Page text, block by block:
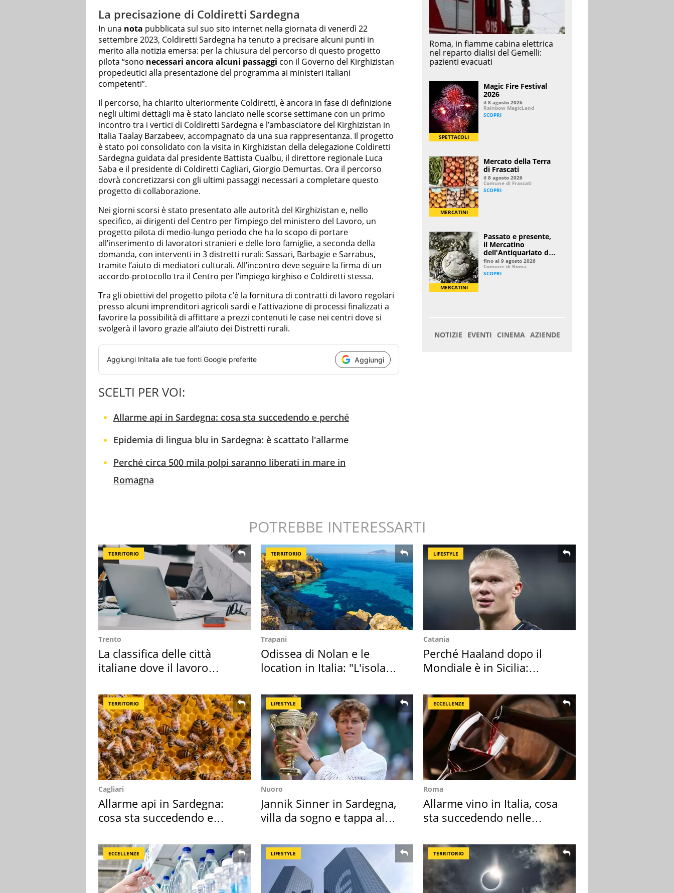
La precisazione di Coldiretti Sardegna
In una nota pubblicata sul suo sito internet nella giornata di venerdì 22
settembre 2023, Coldiretti Sardegna ha tenuto a precisare alcuni punti in
merito alla notizia emersa: per la chiusura del percorso di questo progetto
pilota “sono necessari ancora alcuni passaggi con il Governo del Kirghizistan
propedeutici alla presentazione del programma ai ministeri italiani
competenti”.
Il percorso, ha chiarito ulteriormente Coldiretti, è ancora in fase di definizione
negli ultimi dettagli ma è stato lanciato nelle scorse settimane con un primo
incontro tra i vertici di Coldiretti Sardegna e l’ambasciatore del Kirghizistan in
Italia Taalay Barzabeev, accompagnato da una sua rappresentanza. Il progetto
è stato poi consolidato con la visita in Kirghizistan della delegazione Coldiretti
Sardegna guidata dal presidente Battista Cualbu, il direttore regionale Luca
Saba e il presidente di Coldiretti Cagliari, Giorgio Demurtas. Ora il percorso
dovrà concretizzarsi con gli ultimi passaggi necessari a completare questo
progetto di collaborazione.
Nei giorni scorsi è stato presentato alle autorità del Kirghizistan e, nello
specifico, ai dirigenti del Centro per l’impiego del ministero del Lavoro, un
progetto pilota di medio-lungo periodo che ha lo scopo di portare
all’inserimento di lavoratori stranieri e delle loro famiglie, a seconda della
domanda, con interventi in 3 distretti rurali: Sassari, Barbagie e Sarrabus,
tramite l’aiuto di mediatori culturali. All’incontro deve seguire la firma di un
accordo-protocollo tra il Centro per l’impiego kirghiso e Coldiretti stessa.
Tra gli obiettivi del progetto pilota c’è la fornitura di contratti di lavoro regolari
presso alcuni imprenditori agricoli sardi e l’attivazione di processi finalizzati a
favorire la possibilità di affittare a prezzi contenuti le case nei centri dove si
svolgerà il lavoro grazie all’aiuto dei Distretti rurali.
Aggiungi InItalia alle tue fonti Google preferite Aggiungi
SCELTI PER VOI:
Allarme api in Sardegna: cosa sta succedendo e perché
Epidemia di lingua blu in Sardegna: è scattato l'allarme
Perché circa 500 mila polpi saranno liberati in mare in
Romagna
POTREBBE INTERESSARTI
TERRITORIO
Trento
La classifica delle città
italiane dove il lavoro
TERRITORIO
Trapani
Odissea di Nolan e le
location in Italia: "L'isola
LIFESTYLE
Catania
Perché Haaland dopo il
Mondiale è in Sicilia:
TERRITORIO
Cagliari
Allarme api in Sardegna:
cosa sta succedendo e
LIFESTYLE
Nuoro
Jannik Sinner in Sardegna,
villa da sogno e tappa al
ECCELLENZE
Roma
Allarme vino in Italia, cosa
sta succedendo nelle
ECCELLENZE LIFESTYLE TERRITORIO